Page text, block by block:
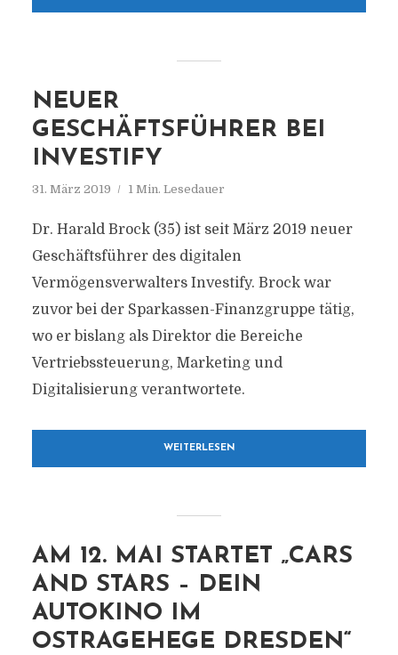
NEUER
GESCHÄFTSFÜHRER BEI
INVESTIFY
31. März 2019 1 Min. Lesedauer
Dr. Harald Brock (35) ist seit März 2019 neuer
Geschäftsführer des digitalen
Vermögensverwalters Investify. Brock war
zuvor bei der Sparkassen-Finanzgruppe tätig,
wo er bislang als Direktor die Bereiche
Vertriebssteuerung, Marketing und
Digitalisierung verantwortete.
WEITERLESEN
AM 12. MAI STARTET „CARS
AND STARS – DEIN
AUTOKINO IM
OSTRAGEHEGE DRESDEN“